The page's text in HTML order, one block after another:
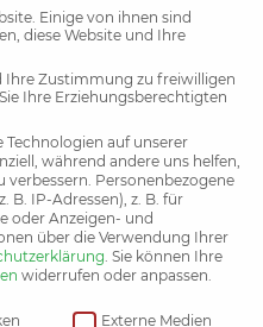
Sangerhausen
Einige von ihnen sind
diese Website und Ihre
Ihre Zustimmung zu freiwilligen
Ihre Erziehungsberechtigten
auf unserer
während andere uns helfen,
verbessern. Personenbezogene
B. IP-Adressen), z. B. für
oder Anzeigen- und
über die Verwendung Ihrer
Sie können Ihre
widerrufen oder anpassen.
Externe Medien